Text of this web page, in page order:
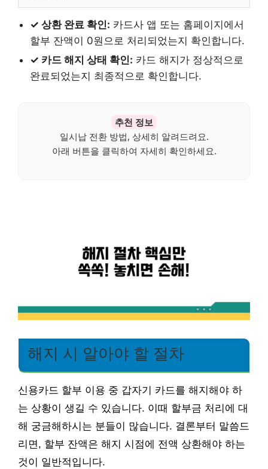
✓ 상환 완료 확인: 카드사 앱 또는 홈페이지에서
할부 잔액이 0원으로 처리되었는지 확인합니다.
✓ 카드 해지 상태 확인: 카드 해지가 정상적으로
완료되었는지 최종적으로 확인합니다.
추천 정보
일시납 전환 방법, 상세히 알려드려요.
아래 버튼을 클릭하여 자세히 확인하세요.
해지 시 알아야 할 절차
신용카드 할부 이용 중 갑자기 카드를 해지해야 하
는 상황이 생길 수 있습니다. 이때 할부금 처리에 대
해 궁금해하시는 분들이 많습니다. 결론부터 말씀드
리면, 할부 잔액은 해지 시점에 전액 상환해야 하는
것이 일반적입니다.